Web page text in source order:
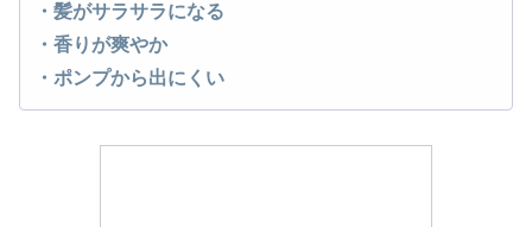
・髪がサラサラになる
・香りが爽やか
・ポンプから出にくい